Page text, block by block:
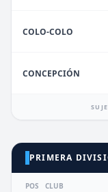
COLO-COLO
CONCEPCIÓN
PRIMERA
POS CLUB